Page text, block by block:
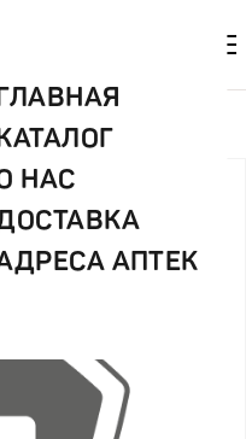
НАС
АПТЕК
/ Элсев бальзам гиалурон